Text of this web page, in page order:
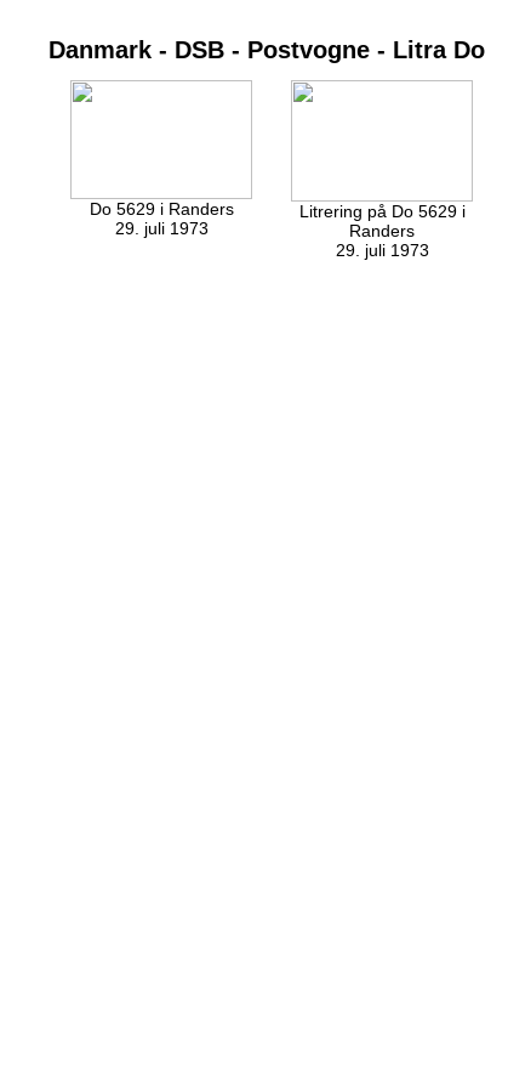
Danmark - DSB - Postvogne - Litra Do
Do 5629 i Randers
29. juli 1973
Litrering på Do 5629 i
Randers
29. juli 1973